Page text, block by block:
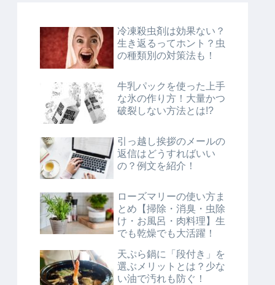
冷凍殺虫剤は効果ない？
生き返るってホント？虫
の種類別の対策法も！
牛乳パックを使った上手
な氷の作り方！大量かつ
破裂しない方法とは!?
引っ越し挨拶のメールの
返信はどうすればいい
の？例文を紹介！
ローズマリーの使い方ま
とめ【掃除・消臭・虫除
け・お風呂・肉料理】生
でも乾燥でも大活躍！
天ぷら鍋に「段付き」を
選ぶメリットとは？少な
い油で汚れも防ぐ！